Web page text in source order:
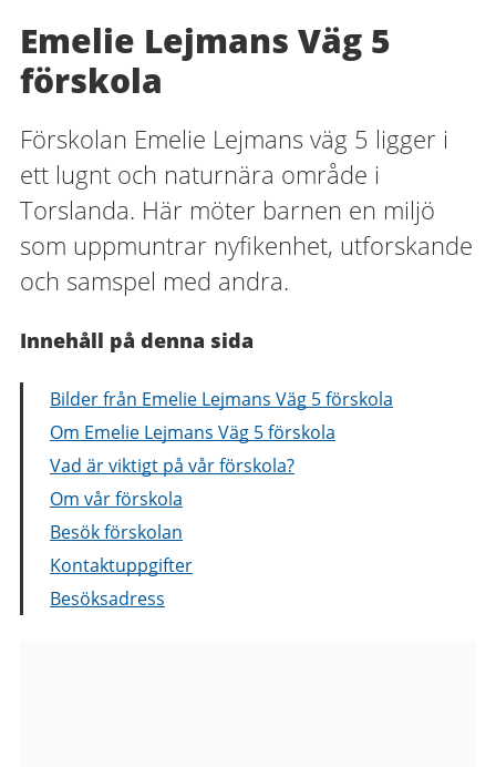
Emelie Lejmans Väg 5
förskola
Förskolan Emelie Lejmans väg 5 ligger i
ett lugnt och naturnära område i
Torslanda. Här möter barnen en miljö
som uppmuntrar nyfikenhet, utforskande
och samspel med andra.
Innehåll på denna sida
Bilder från Emelie Lejmans Väg 5 förskola
Om Emelie Lejmans Väg 5 förskola
Vad är viktigt på vår förskola?
Om vår förskola
Besök förskolan
Kontaktuppgifter
Besöksadress